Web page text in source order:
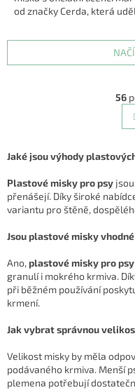
od značky Cerda, která
superhrdinský zážitek 🐶⭐.
56
Jaké jsou výhody
Plastové misky pro psy
přenášejí. Díky široké
variantu pro štěně,
Jsou plastové misky
Ano, plastové misky pro psy
granulí i mokrého krmiva.
při běžném používání
krmení.
Jak vybrat správnou
Velikost misky by měla
podávaného krmiva. Menší
plemena potřebují